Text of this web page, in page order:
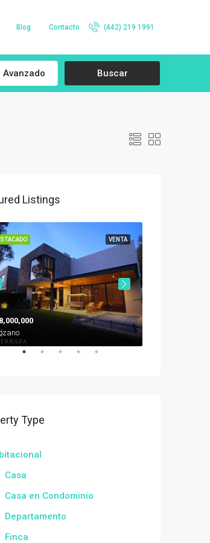
Blog Contacto (442) 219 1991
Avanzado Buscar
Listings
VENTA
Type
Casa
Casa en Condominio
Departamento
Finca